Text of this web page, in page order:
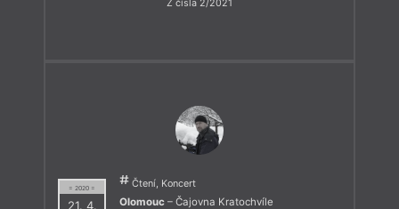
Z čísla 2/2021
= 2020 =
21. 4.
Čtení, Koncert
Olomouc – Čajovna Kratochvíle